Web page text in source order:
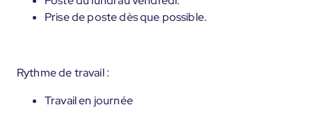
Prise de poste dès que possible.
Rythme de travail :
Travail en journée